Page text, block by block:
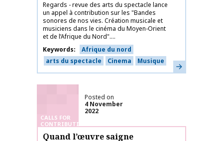
Regards - revue des arts du spectacle lance
un appel à contribution sur les "Bandes
sonores de nos vies. Création musicale et
musiciens dans le cinéma du Moyen-Orient
et de l’Afrique du Nord"....
Keywords
Afrique du nord
arts du spectacle
Cinema Musique Learn more
CALLS FOR
CONTRIBUTIONS
Posted on
4 November
2022
Quand l’œuvre saigne